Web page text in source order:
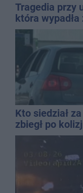
Tragedia przy
która
Kto siedział
zbiegł po